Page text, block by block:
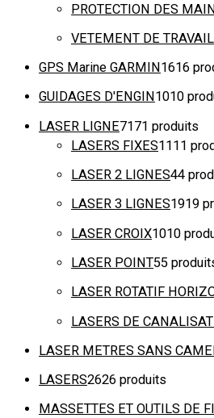
PROTECTION DES
VETEMENT DE TRAVAIL
GPS Marine GARMIN 1616
GUIDAGES D'ENGIN 1010
LASER LIGNE7171 produits
LASERS FIXES1111
LASER 2 LIGNES44
LASER 3 LIGNES1919
LASER CROIX1010
LASER POINT55
LASER ROTATIF
LASERS DE
LASER METRES SANS
LASERS2626 produits
MASSETTES ET OUTILS DE